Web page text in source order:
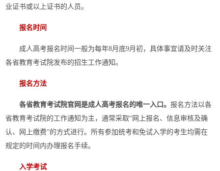
业证书或以上证书的人员。
报名时间
成人高考报名时间一般为每年8月底9月初，具体事宜请及时关注
各省教育考试院发布的招生工作通知。
报名方法
各省教育考试院官网是成人高考报名的唯一入口。报名方法以各
省教育考试院的工作通知为主，通常采取“网上报名、信息审核及确
认、网上缴费”的方式进行。所有参加统考和免试入学的考生均需在
规定的时间内办理报名手续。
入学考试